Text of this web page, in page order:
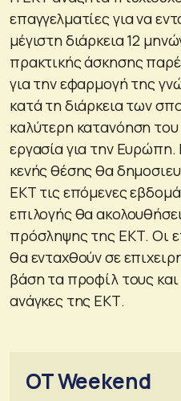
επαγγελματίες για να
μέγιστη διάρκεια 12
πρακτικής άσκησης
για την εφαρμογή της
κατά τη διάρκεια των
καλύτερη κατανόηση του
εργασία για την
κενής θέσης θα
ΕΚΤ τις επόμενες
επιλογής θα
πρόσληψης της ΕΚΤ. Οι
θα ενταχθούν σε
βάση τα προφίλ τους και
ανάγκες της ΕΚΤ.
OT Weekend